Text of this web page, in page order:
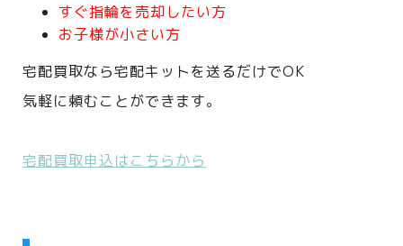
すぐ指輪を売却したい方
お子様が小さい方
宅配買取なら宅配キットを送るだけでOK
気軽に頼むことができます。
宅配買取申込はこちらから